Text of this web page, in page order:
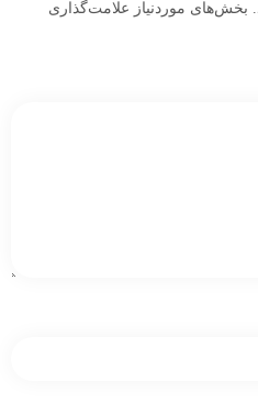
بخش‌های موردنیاز علامت‌گذاری